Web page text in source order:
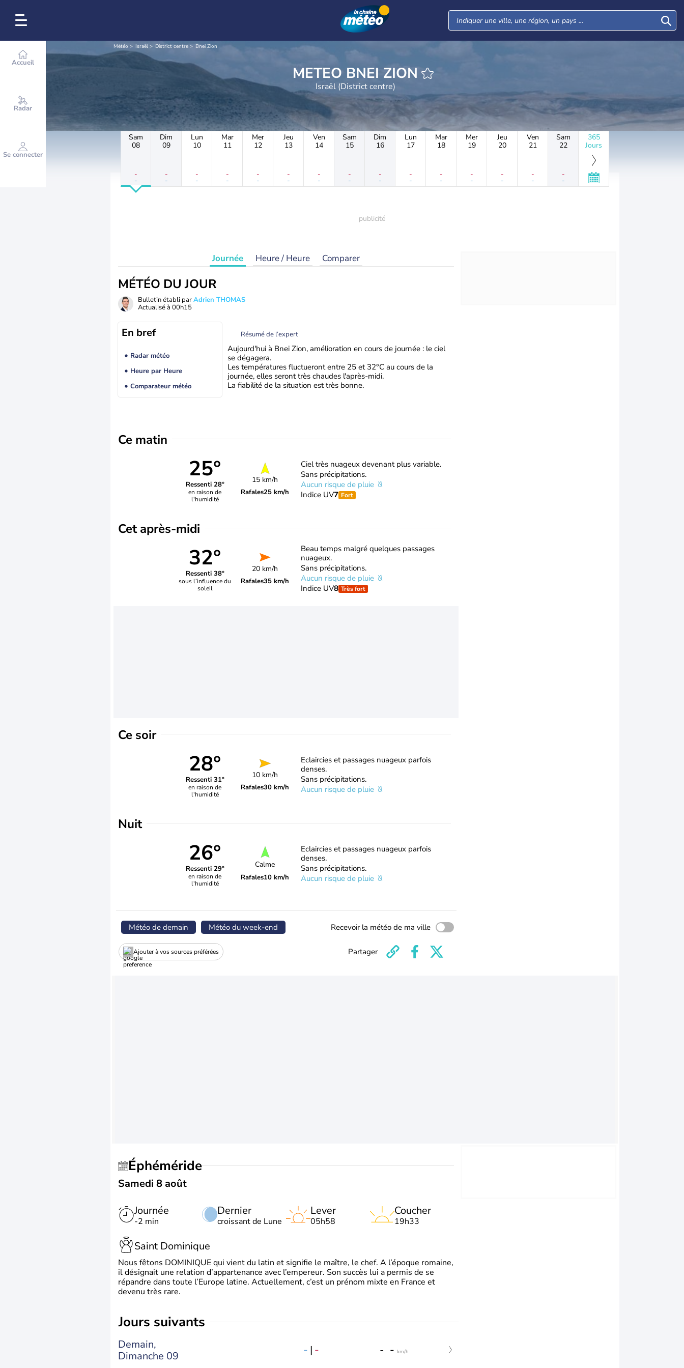
Accueil
Radar
Se connecter
Météo Israël District centre Bnei Zion
METEO BNEI ZION
Israël (District centre)
Sam
08
-
-
Dim
09
-
-
Lun
10
-
-
Mar
11
-
-
Mer
12
-
-
Jeu
13
-
-
Ven
14
-
-
Sam
15
-
-
Dim
16
-
-
Lun
17
-
-
Mar
18
-
-
Mer
19
-
-
Jeu
20
-
-
Ven
21
-
-
Sam
22
-
-
365
Jours
Journée Heure / Heure Comparer
MÉTÉO DU JOUR
Bulletin établi parAdrien THOMAS
Actualisé à 00h15
En bref
Radar météo
Heure par Heure
Comparateur météo
Résumé de l’expert
Aujourd'hui à Bnei Zion, amélioration en cours de journée : le ciel
se dégagera.
Les températures fluctueront entre 25 et 32°C au cours de la
journée, elles seront très chaudes l'après-midi.
La fiabilité de la situation est très bonne.
Ce matin
25°
Ressenti 28°
en raison de
l'humidité
15 km/h
Rafales25 km/h
Ciel très nuageux devenant plus variable.
Sans précipitations.
Aucun risque de pluie
Indice UV7 Fort
Cet après-midi
32°
Ressenti 38°
sous l’influence du
soleil
20 km/h
Rafales35 km/h
Beau temps malgré quelques passages
nuageux.
Sans précipitations.
Aucun risque de pluie
Indice UV8 Très fort
Ce soir
28°
Ressenti 31°
en raison de
l'humidité
10 km/h
Rafales30 km/h
Eclaircies et passages nuageux parfois
denses.
Sans précipitations.
Aucun risque de pluie
Nuit
26°
Ressenti 29°
en raison de
l'humidité
Calme
Rafales10 km/h
Eclaircies et passages nuageux parfois
denses.
Sans précipitations.
Aucun risque de pluie
Météo de demain Météo du week-end Recevoir la météo de ma ville
Ajouter à vos sources préférées Partager
Éphéméride
Samedi 8 août
Journée
-2 min
Dernier
croissant de Lune
Lever
05h58
Coucher
19h33
Saint Dominique
Nous fêtons DOMINIQUE qui vient du latin et signifie le maître, le chef. A l’époque romaine,
il désignait une relation d’appartenance avec l’empereur. Son succès lui a permis de se
répandre dans toute l’Europe latine. Actuellement, c’est un prénom mixte en France et
devenu très rare.
jours suivants
Demain,
Dimanche 09
- | - - - km/h